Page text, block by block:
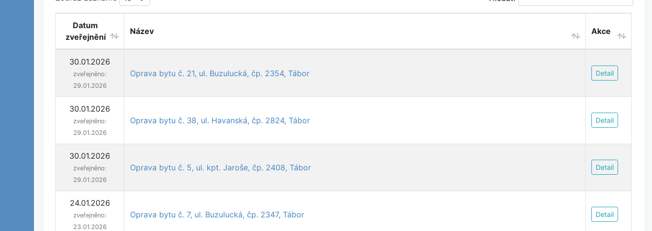
Datum
zveřejnění
Název Akce
30.01.2026
zveřejněno:
29.01.2026
Oprava bytu č. 21, ul. Buzulucká, čp. 2354, Tábor Detail
30.01.2026
zveřejněno:
29.01.2026
Oprava bytu č. 38, ul. Havanská, čp. 2824, Tábor Detail
30.01.2026
zveřejněno:
29.01.2026
Oprava bytu č. 5, ul. kpt. Jaroše, čp. 2408, Tábor Detail
24.01.2026
zveřejněno:
23.01.2026
Oprava bytu č. 7, ul. Buzulucká, čp. 2347, Tábor Detail